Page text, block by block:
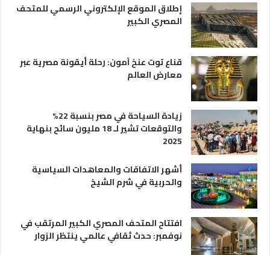
ة
إطلاق الموقع الإلكتروني الرسمي للمتحف
المصري الكبير
قناع توت عنخ آمون: رحلة أيقونة مصرية عبر
معارض العالم
زيادة السياحة في مصر بنسبة 22%
والتوقعات تشير لـ 18 مليون سائح بنهاية
2025
أشهر الاتفاقات والمعاهدات السياسية
والحربية في شرم الشيخ
افتتاح المتحف المصري الكبير المرتقب في
نوفمبر: حدث ثقافي عالمي ينتظر الزوار